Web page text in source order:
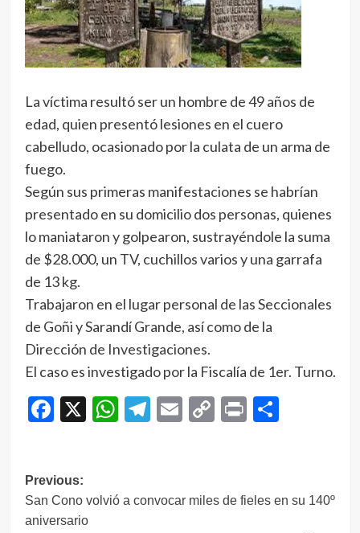
La víctima resultó ser un hombre de 49 años de
edad, quien presentó lesiones en el cuero
cabelludo, ocasionado por la culata de un arma de
fuego.
Según sus primeras manifestaciones se habrían
presentado en su domicilio dos personas, quienes
lo maniataron y golpearon, sustrayéndole la suma
de $28.000, un TV, cuchillos varios y una garrafa
de 13 kg.
Trabajaron en el lugar personal de las Seccionales
de Goñi y Sarandí Grande, así como de la
Dirección de Investigaciones.
El caso es investigado por la Fiscalía de 1er. Turno.
Facebook
X WhatsApp
Telegram
EmailCopy
Print
Navegación
de
Previous:
San Cono volvió a convocar miles de fieles en su 140º
aniversario